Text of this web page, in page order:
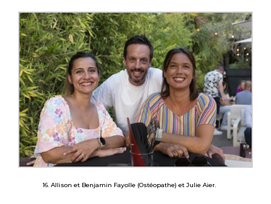
16. Allison et Benjamin Fayolle (Ostéopathe) et Julie Aier.